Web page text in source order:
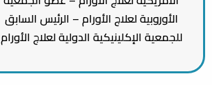
الأوروبية لعلاج الأورام – الرئيس السابق
للجمعية الإكلينيكية الدولية لعلاج الأورام